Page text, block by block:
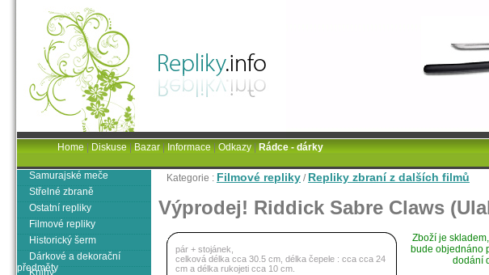
Kategorie : Filmové repliky / Repliky zbraní z dalších filmů
Výprodej! Riddick Sabre Claws
pár + stojánek,
celková délka cca 30.5 cm, délka čepele : cca cca 24
cm a délka rukojeti cca 10 cm.
Zboží je
bude objednáno
dodání
Samurajské meče
Střelné zbraně
Ostatní repliky
Filmové repliky
Historický šerm
Dárkové a dekorační
předměty
Knihy
Home|Diskuse|Bazar|Informace|Odkazy|Rádce - dárky